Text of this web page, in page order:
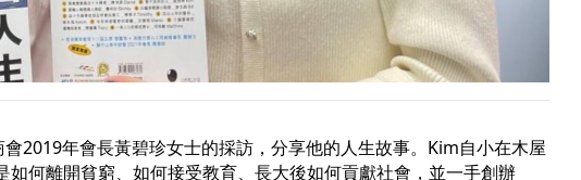
2019年會長黃碧珍女士的採訪，分享他的人生故事。Kim自小在木屋
何離開貧窮、如何接受教育、長大後如何貢獻社會，並一手創辦